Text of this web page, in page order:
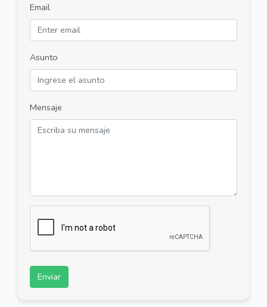
Email
Asunto
Mensaje
Enviar